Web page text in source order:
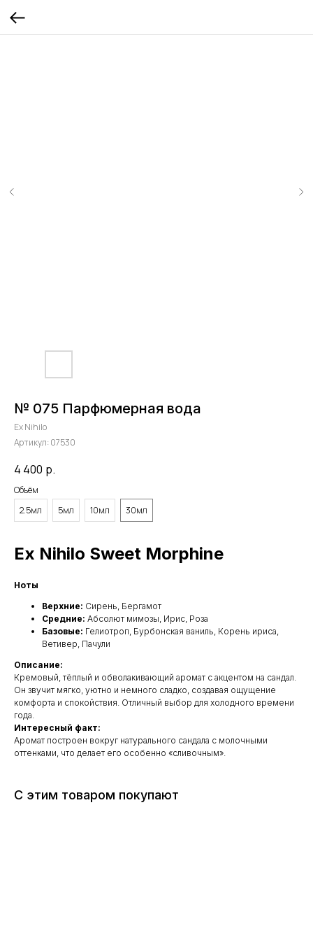
№ 075 Парфюмерная вода
Ex Nihilo
Артикул: 07530
4 400 р.
Объём
2.5мл
5мл 10мл 30мл
Ex Nihilo Sweet Morphine
Ноты
Верхние: Сирень, Бергамот
Средние: Абсолют мимозы, Ирис, Роза
Базовые: Гелиотроп, Бурбонская ваниль, Корень ириса,
Ветивер, Пачули
Описание:
Кремовый, тёплый и обволакивающий аромат с акцентом на сандал.
Он звучит мягко, уютно и немного сладко, создавая ощущение
комфорта и спокойствия. Отличный выбор для холодного времени
года.
Интересный факт:
Аромат построен вокруг натурального сандала с молочными
оттенками, что делает его особенно «сливочным».
С этим товаром покупают